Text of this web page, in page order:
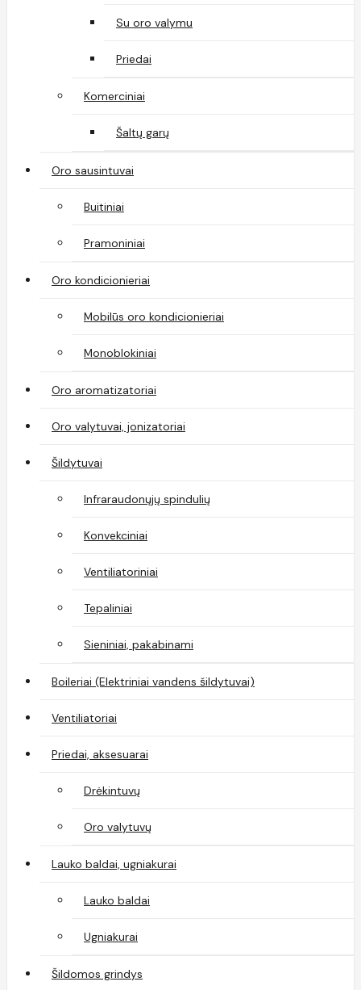
Su oro valymu
Priedai
Komerciniai
Šaltų garų
Oro sausintuvai
Buitiniai
Pramoniniai
Oro kondicionieriai
Mobilūs oro kondicionieriai
Monoblokiniai
Oro aromatizatoriai
Oro valytuvai, jonizatoriai
Šildytuvai
Infraraudonųjų spindulių
Konvekciniai
Ventiliatoriniai
Tepaliniai
Sieniniai, pakabinami
Boileriai (Elektriniai vandens šildytuvai)
Ventiliatoriai
Priedai, aksesuarai
Drėkintuvų
Oro valytuvų
Lauko baldai, ugniakurai
Lauko baldai
Ugniakurai
Šildomos grindys